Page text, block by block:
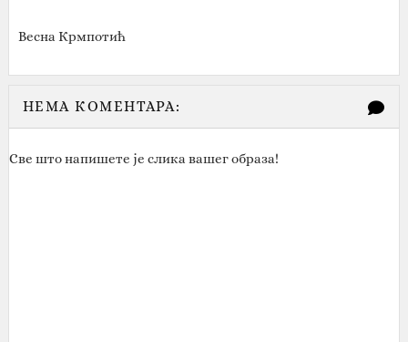
Весна Крмпотић
НЕМА КОМЕНТАРА:
Све што напишете је слика вашег образа!